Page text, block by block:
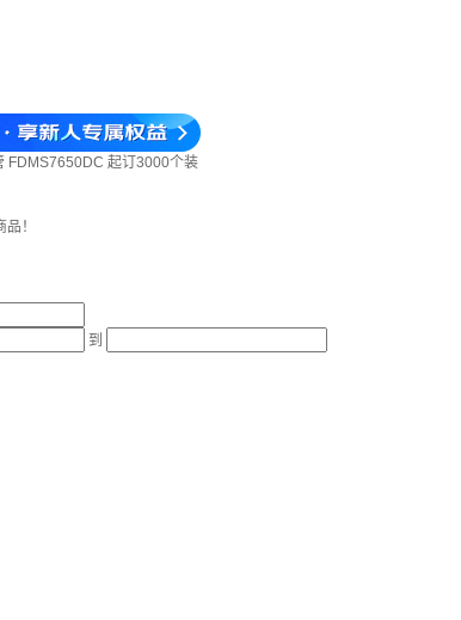
FDMS7650DC 起订3000个装
！
到